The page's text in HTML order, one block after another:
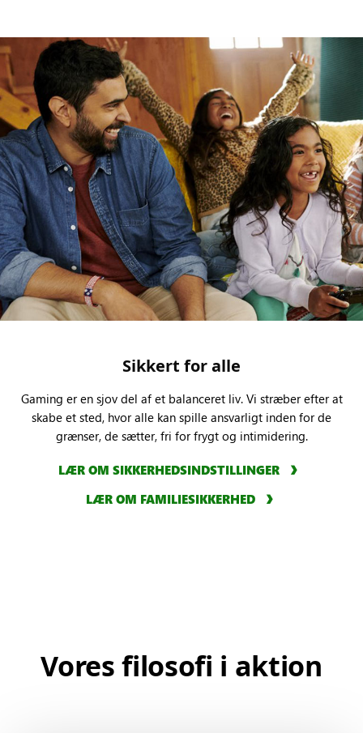
Sikkert for alle
Gaming er en sjov del af et balanceret liv. Vi stræber efter at
skabe et sted, hvor alle kan spille ansvarligt inden for de
grænser, de sætter, fri for frygt og intimidering.
LÆR OM SIKKERHEDSINDSTILLINGER
LÆR OM FAMILIESIKKERHED
Vores filosofi i aktion